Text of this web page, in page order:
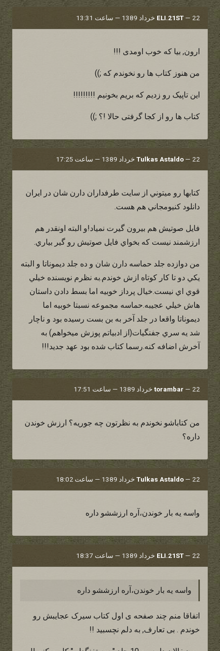
ELI.21ST — 22 خرداد 1389 — ساعت 13:31
ارون, بیا که خوب اومدی !!!
من هنوز کتاب ها رو نخوندم که ;))
این تاپیک رو زدیم که بریم بخونیم !!!!!!!!!
کتاب ها رو از کجا گرفتی حالا !؟ ;))
Tulkas Astaldo — 22 خرداد 1389 — ساعت 17:25
كتابها رو ميتوني از سايت طرفداران دارن شان در ايران
دانلود كنيومجاني هم هست.
فايل صوتيش هم بيرون گيرت نمياد!و البته اونقدر هم
ارزشمند نيست كه بخواي فايل صوتيش رو گير بياري.
من دوازده جلد حماسه دارن شان و ده جلد ديموناتا و البته
يكي دو تا كار كوتاه ازش خوندم.به نظرم نويسنده خيلي
قوي اي نيست.خيال پرداز خوبيه اما بسط دادن داستان
هاش خيلي عجيبه.حماسه مجموعه نسبتا خوبيه اما
ديموناتا واقعا در جلد آخر به بن بست رسيده بود و ناچار
شد يه سري جفنگيات(از ادبياتم پوزش ميخواهم) به
آخرش اضافه كنه.رسما كتاب شده بود عهد جديد!!!
torambar — 22 خرداد 1389 — ساعت 17:51
من کتاباشو نخوندم به نظرتون چه جوریه؟ ارزش خوندن
داره؟
Tulkas Astaldo — 22 خرداد 1389 — ساعت 18:02
واسه يه بار خوندن،آره ارزششو داره
ELI.21ST — 22 خرداد 1389 — ساعت 18:37
واسه يه بار خوندن،آره ارزششو داره
اتفاقا منم چند صفحه ی اول کتاب سیرک عجایبش رو
خوندم . بی تعارف, به دلم نچسبید !!